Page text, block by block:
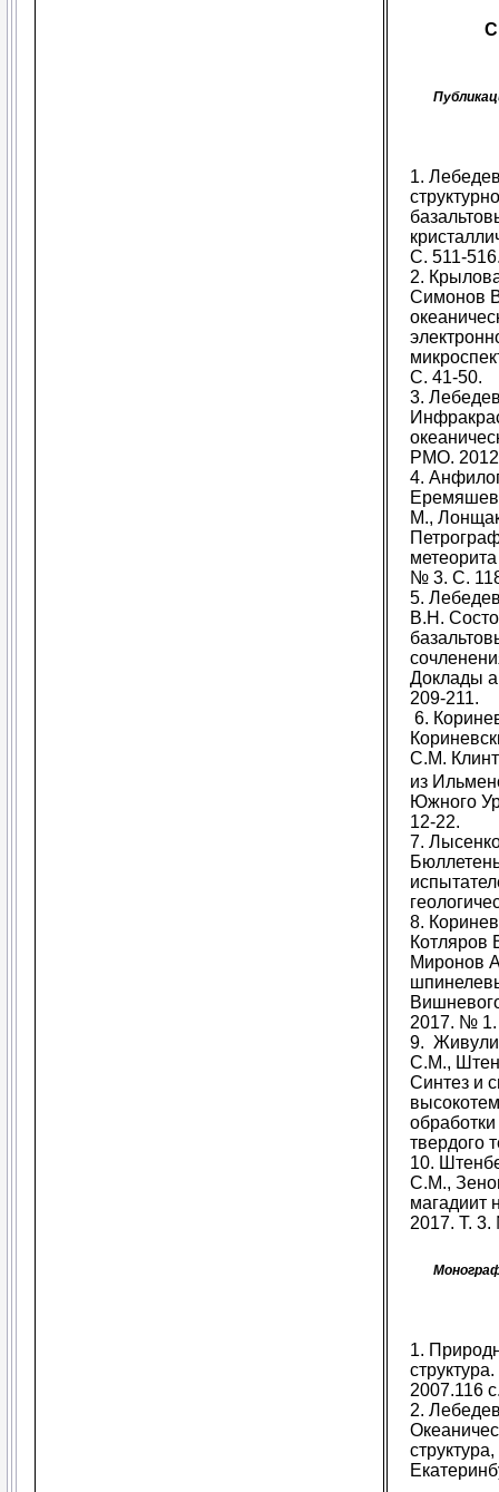
1.
С. 511-
2.
Симонов
С. 41-50.
3.
РМО.
4.
М.,
№ 3. С.
5.
В.Н.
Доклады
209-211.
6.
С.М.
из
Южного
12-22.
7.
8.
Миронов
2017. № 1.
9.
С.М.,
Синтез и
твердого
10.
С.М.,
магадиит
2017. Т.
1.
2007.116
2.